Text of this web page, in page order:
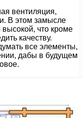
вентиляция,
В этом замысле
высокой, что кроме
качеству.
все элементы,
дабы в будущем